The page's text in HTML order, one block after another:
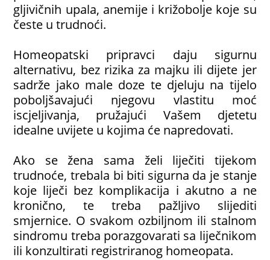
gljivičnih upala, anemije i križobolje koje su
česte u trudnoći.
Homeopatski pripravci daju sigurnu
alternativu, bez rizika za majku ili dijete jer
sadrže jako male doze te djeluju na tijelo
poboljšavajući njegovu vlastitu moć
iscjeljivanja, pružajući Vašem djetetu
idealne uvijete u kojima će napredovati.
Ako se žena sama želi liječiti tijekom
trudnoće, trebala bi biti sigurna da je stanje
koje liječi bez komplikacija i akutno a ne
kronično, te treba pažljivo slijediti
smjernice. O svakom ozbiljnom ili stalnom
sindromu treba porazgovarati sa liječnikom
ili konzultirati registriranog homeopata.